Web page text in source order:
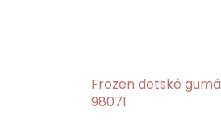
Frozen detské
98071